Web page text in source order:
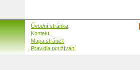
Úvodní stránka
Kontakt
Mapa stránek
Pravidla používání